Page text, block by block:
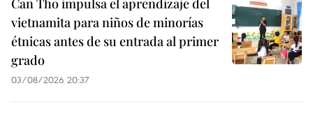
Can Tho impulsa el aprendizaje del
vietnamita para niños de minorías
étnicas antes de su entrada al primer
grado
03/08/2026 20:37